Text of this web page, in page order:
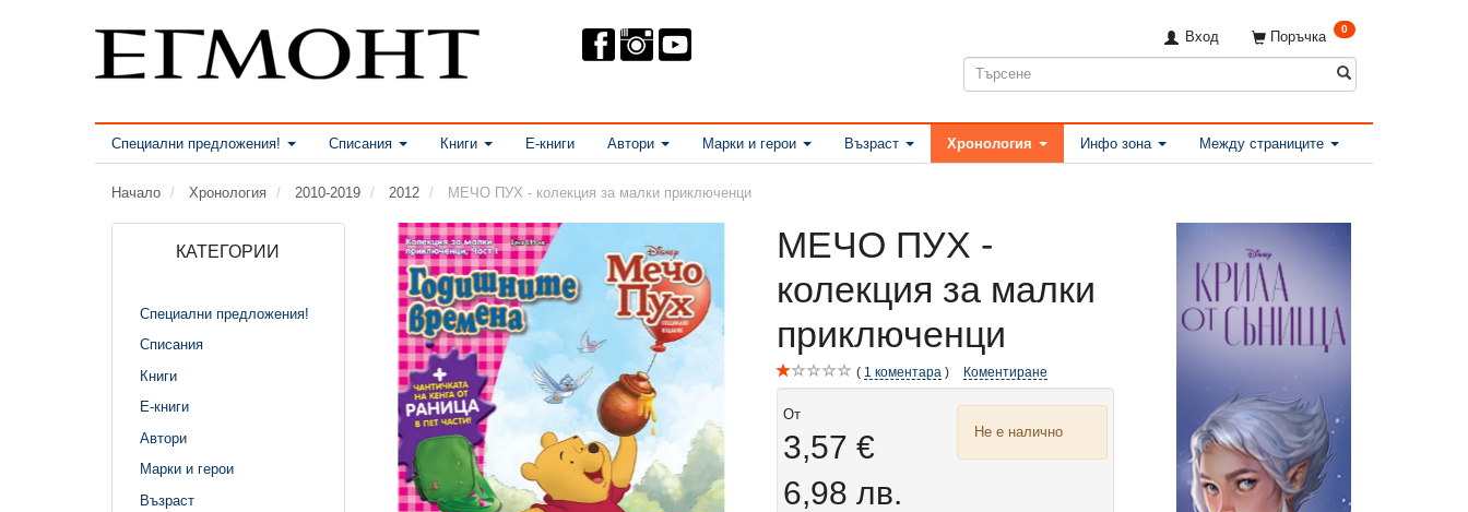
Поръчка 0
Вход
Специални предложения! Списания Книги Е-книги Автори Марки и герои Възраст Хронология Инфо зона Между страниците
Начало Хронология 2010-2019 2012 МЕЧО ПУХ - колекция за малки приключенци
КАТЕГОРИИ
Специални предложения!
Списания
Книги
Е-книги
Автори
Марки и герои
Възраст
МЕЧО ПУХ -
колекция за малки
приключенци
1 коментара Коментиране
От
3,57 €
6,98 лв.
Не е налично